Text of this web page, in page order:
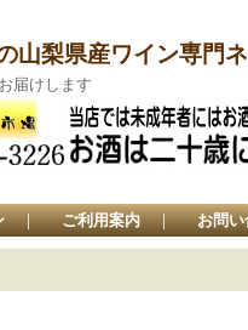
山梨県産ワイン専門
届けします
｜ ご利用案内 ｜ お問い